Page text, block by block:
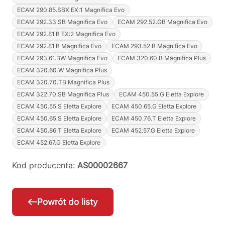
ECAM 290.85.SBX EX:1 Magnifica Evo
ECAM 292.33.SB Magnifica Evo
ECAM 292.52.GB Magnifica Evo
ECAM 292.81.B EX:2 Magnifica Evo
ECAM 292.81.B Magnifica Evo
ECAM 293.52.B Magnifica Evo
ECAM 293.61.BW Magnifica Evo
ECAM 320.60.B Magnifica Plus
ECAM 320.60.W Magnifica Plus
ECAM 320.70.TB Magnifica Plus
ECAM 322.70.SB Magnifica Plus
ECAM 450.55.G Eletta Explore
ECAM 450.55.S Eletta Explore
ECAM 450.65.G Eletta Explore
ECAM 450.65.S Eletta Explore
ECAM 450.76.T Eletta Explore
ECAM 450.86.T Eletta Explore
ECAM 452.57.G Eletta Explore
ECAM 452.67.G Eletta Explore
Kod producenta: AS00002667
Powrót do listy